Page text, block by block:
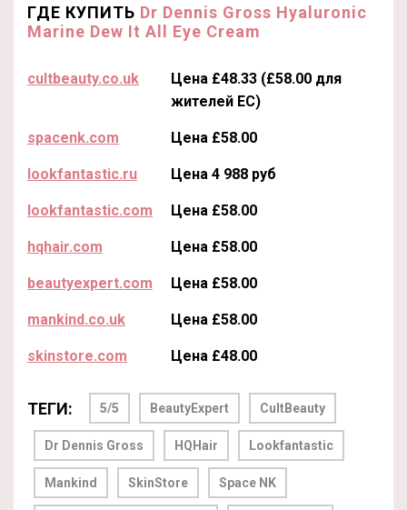
ГДЕ КУПИТЬ Dr Dennis Gross Hyaluronic
Marine Dew It All Eye Cream
cultbeauty.co.uk
Цена £48.33 (£58.00 для
жителей ЕС)
spacenk.com Цена £58.00
lookfantastic.ru Цена 4 988 руб
lookfantastic.com Цена £58.00
hqhair.com Цена £58.00
beautyexpert.com Цена £58.00
mankind.co.uk Цена £58.00
skinstore.com Цена £48.00
ТЕГИ: 5/5 BeautyExpert CultBeauty
Dr Dennis Gross HQHair Lookfantastic
Mankind SkinStore Space NK